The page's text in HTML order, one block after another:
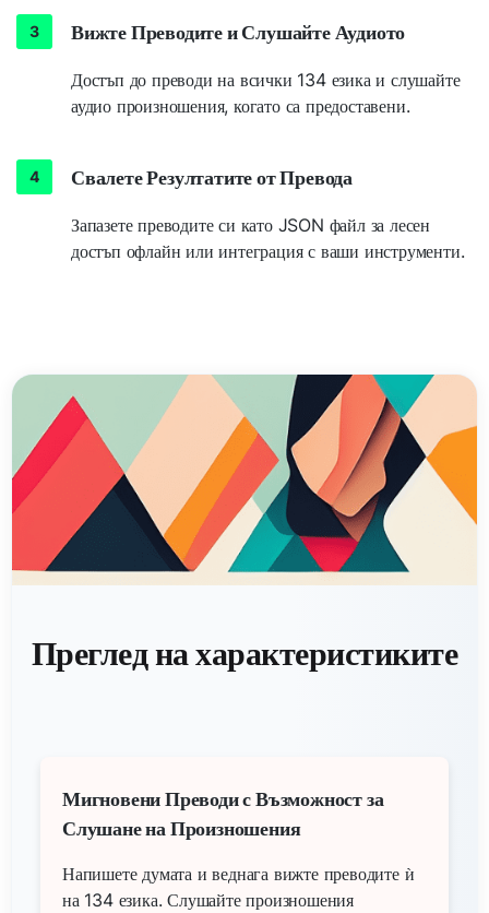
Вижте Преводите и Слушайте Аудиото
Достъп до преводи на всички 134 езика и слушайте
аудио произношения, когато са предоставени.
Свалете Резултатите от Превода
Запазете преводите си като JSON файл за лесен
достъп офлайн или интеграция с ваши инструменти.
Преглед на характеристиките
Мигновени Преводи с Възможност за
Слушане на Произношения
Напишете думата и веднага вижте преводите ѝ
на 134 езика. Слушайте произношения